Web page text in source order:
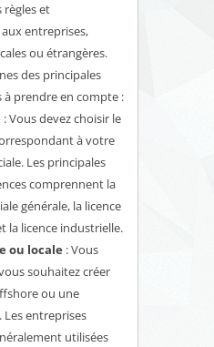
règles et
entreprises,
ou étrangères.
des principales
à prendre en compte :
: Vous devez choisir le
à votre
Les principales
comprennent la
générale, la licence
la licence industrielle.
ou locale : Vous
souhaitez créer
ou une
Les entreprises
utilisées